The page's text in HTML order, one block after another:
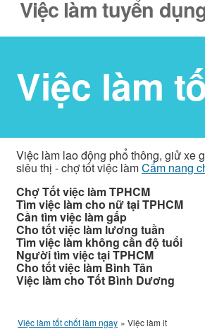
Việc làm tuyển
Việc làm
Việc làm lao động phổ thông, giử xe
siêu thị - chợ tốt việc làmCẩm nang
Chợ Tốt việc làm TPHCM
Tìm việc làm cho nữ tại TPHCM
Cần tìm việc làm gấp
Cho tốt việc làm lương tuần
Tìm việc làm không cần độ tuổi
Người tìm việc tại TPHCM
Cho tốt việc làm Bình Tân
Việc làm cho Tốt Bình Dương
Việc làm tốt chốt làm ngay » Việc làm it